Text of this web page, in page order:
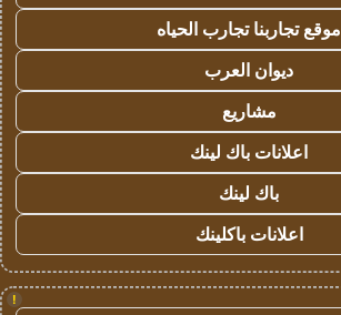
موقع تجاربنا تجارب الحياه
ديوان العرب
مشاريع
اعلانات باك لينك
باك لينك
اعلانات باكلينك
!